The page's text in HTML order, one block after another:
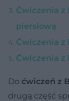
Ćwiczenia z
piersiową
Ćwiczenia z
Ćwiczenia z
Do ćwiczeń z
drugą część